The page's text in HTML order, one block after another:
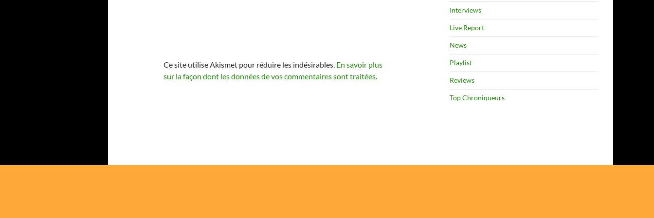
Ce site utilise Akismet pour réduire les indésirables. En savoir plus
sur la façon dont les données de vos commentaires sont traitées
Interviews
Live Report
News
Playlist
Reviews
Top Chroniqueurs